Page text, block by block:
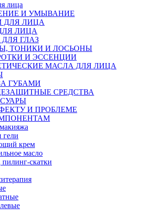
лица
И УМЫВАНИЕ
ДЛЯ ЛИЦА
ЛИЦА
ГЛАЗ
ТОНИКИ И ЛОСЬОНЫ
И ЭССЕНЦИИ
МАСЛА ДЛЯ ЛИЦА
ГУБАМИ
СРЕДСТВА
И ПРОБЛЕМЕ
гели
крем
масло
скатки